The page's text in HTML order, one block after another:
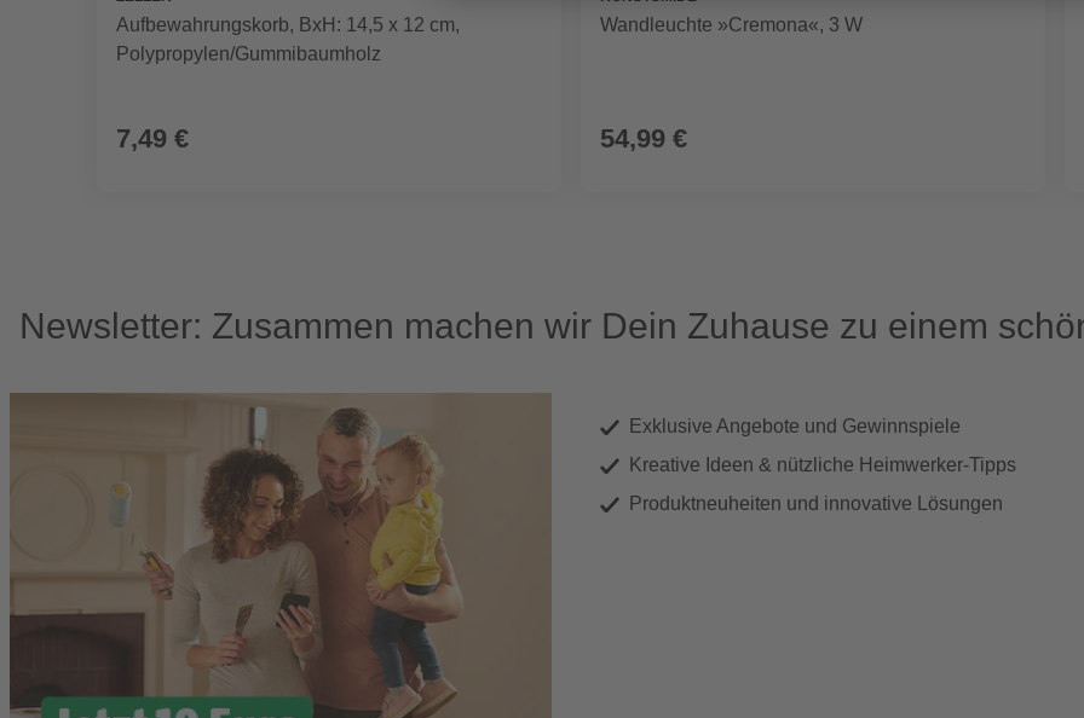
Aufbewahrungskorb, BxH: 14,5 x 12 cm,
Polypropylen/Gummibaumholz
7,49 €
Wandleuchte »Cremona«, 3 W
54,99 €
Newsletter: Zusammen machen wir Dein Zuhause zu einem
Exklusive Angebote und Gewinnspiele
Kreative Ideen & nützliche Heimwerker-Tipps
Produktneuheiten und innovative Lösungen